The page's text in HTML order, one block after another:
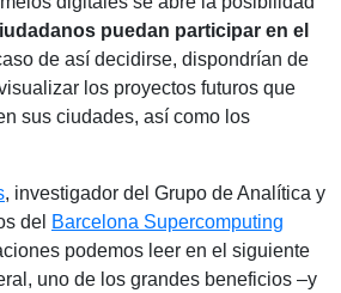
puedan participar en el
de así decidirse, dispondrían de
los proyectos futuros que
sus ciudades, así como los
, investigador del Grupo de Analítica y
del Barcelona Supercomputing
podemos leer en el siguiente
uno de los grandes beneficios –y